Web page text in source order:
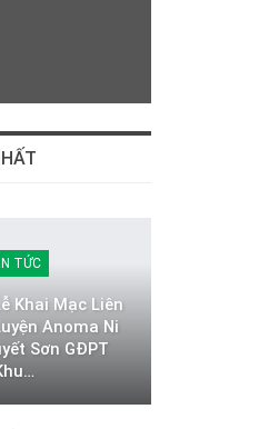
TỨC
Khai Mạc Liên
Anoma Ni
Sơn GĐPT